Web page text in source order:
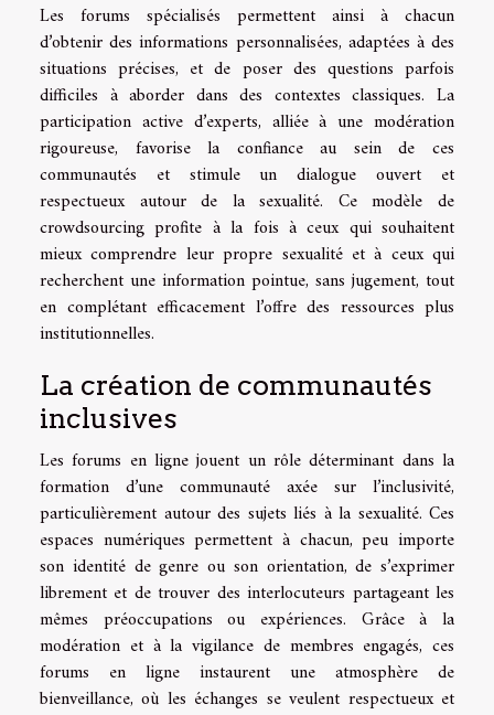
Les forums spécialisés permettent ainsi à chacun
d’obtenir des informations personnalisées, adaptées à des
situations précises, et de poser des questions parfois
difficiles à aborder dans des contextes classiques. La
participation active d’experts, alliée à une modération
rigoureuse, favorise la confiance au sein de ces
communautés et stimule un dialogue ouvert et
respectueux autour de la sexualité. Ce modèle de
crowdsourcing profite à la fois à ceux qui souhaitent
mieux comprendre leur propre sexualité et à ceux qui
recherchent une information pointue, sans jugement, tout
en complétant efficacement l’offre des ressources plus
institutionnelles.
La création de communautés
inclusives
Les forums en ligne jouent un rôle déterminant dans la
formation d’une communauté axée sur l’inclusivité,
particulièrement autour des sujets liés à la sexualité. Ces
espaces numériques permettent à chacun, peu importe
son identité de genre ou son orientation, de s’exprimer
librement et de trouver des interlocuteurs partageant les
mêmes préoccupations ou expériences. Grâce à la
modération et à la vigilance de membres engagés, ces
forums en ligne instaurent une atmosphère de
bienveillance, où les échanges se veulent respectueux et